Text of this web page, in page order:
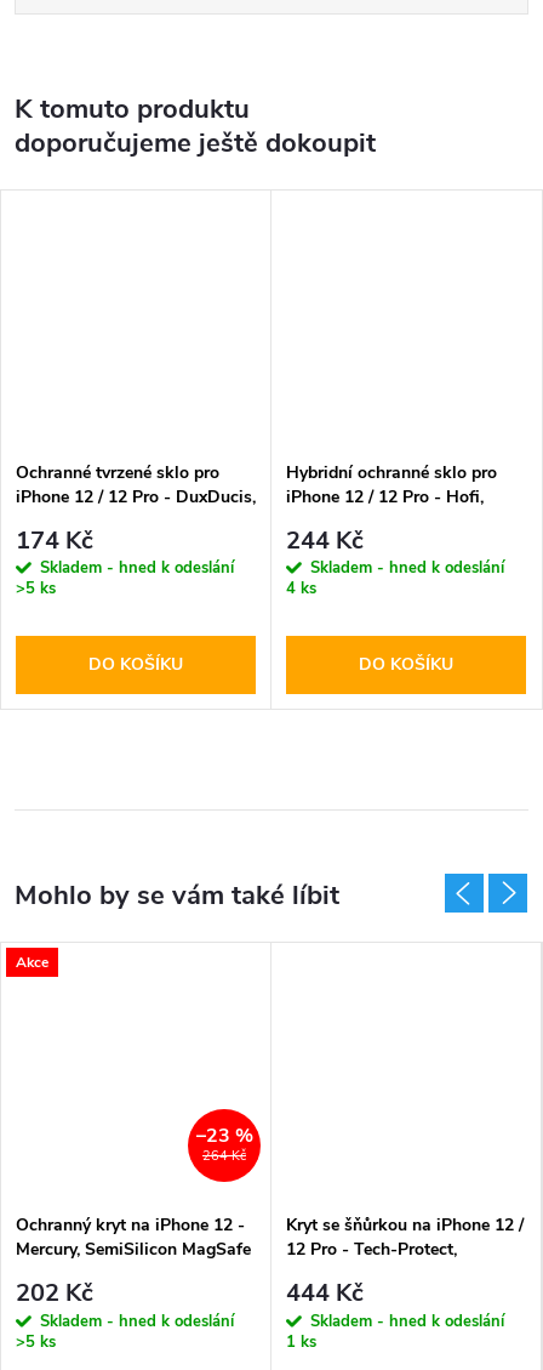
K tomuto produktu
doporučujeme ještě dokoupit
Ochranné tvrzené sklo pro
iPhone 12 / 12 Pro - DuxDucis,
174 Kč
Skladem - hned k odeslání
>5 ks
DO KOŠÍKU
Hybridní ochranné sklo pro
iPhone 12 / 12 Pro - Hofi,
244 Kč
Skladem - hned k odeslání
4 ks
DO KOŠÍKU
Akce
264 Kč
–23 %
Ochranný kryt na iPhone 12 -
Mercury, SemiSilicon MagSafe
202 Kč
Skladem - hned k odeslání
>5 ks
Kryt se šňůrkou na iPhone 12 /
12 Pro - Tech-Protect,
Latte
444 Kč
Skladem - hned k odeslání
1 ks